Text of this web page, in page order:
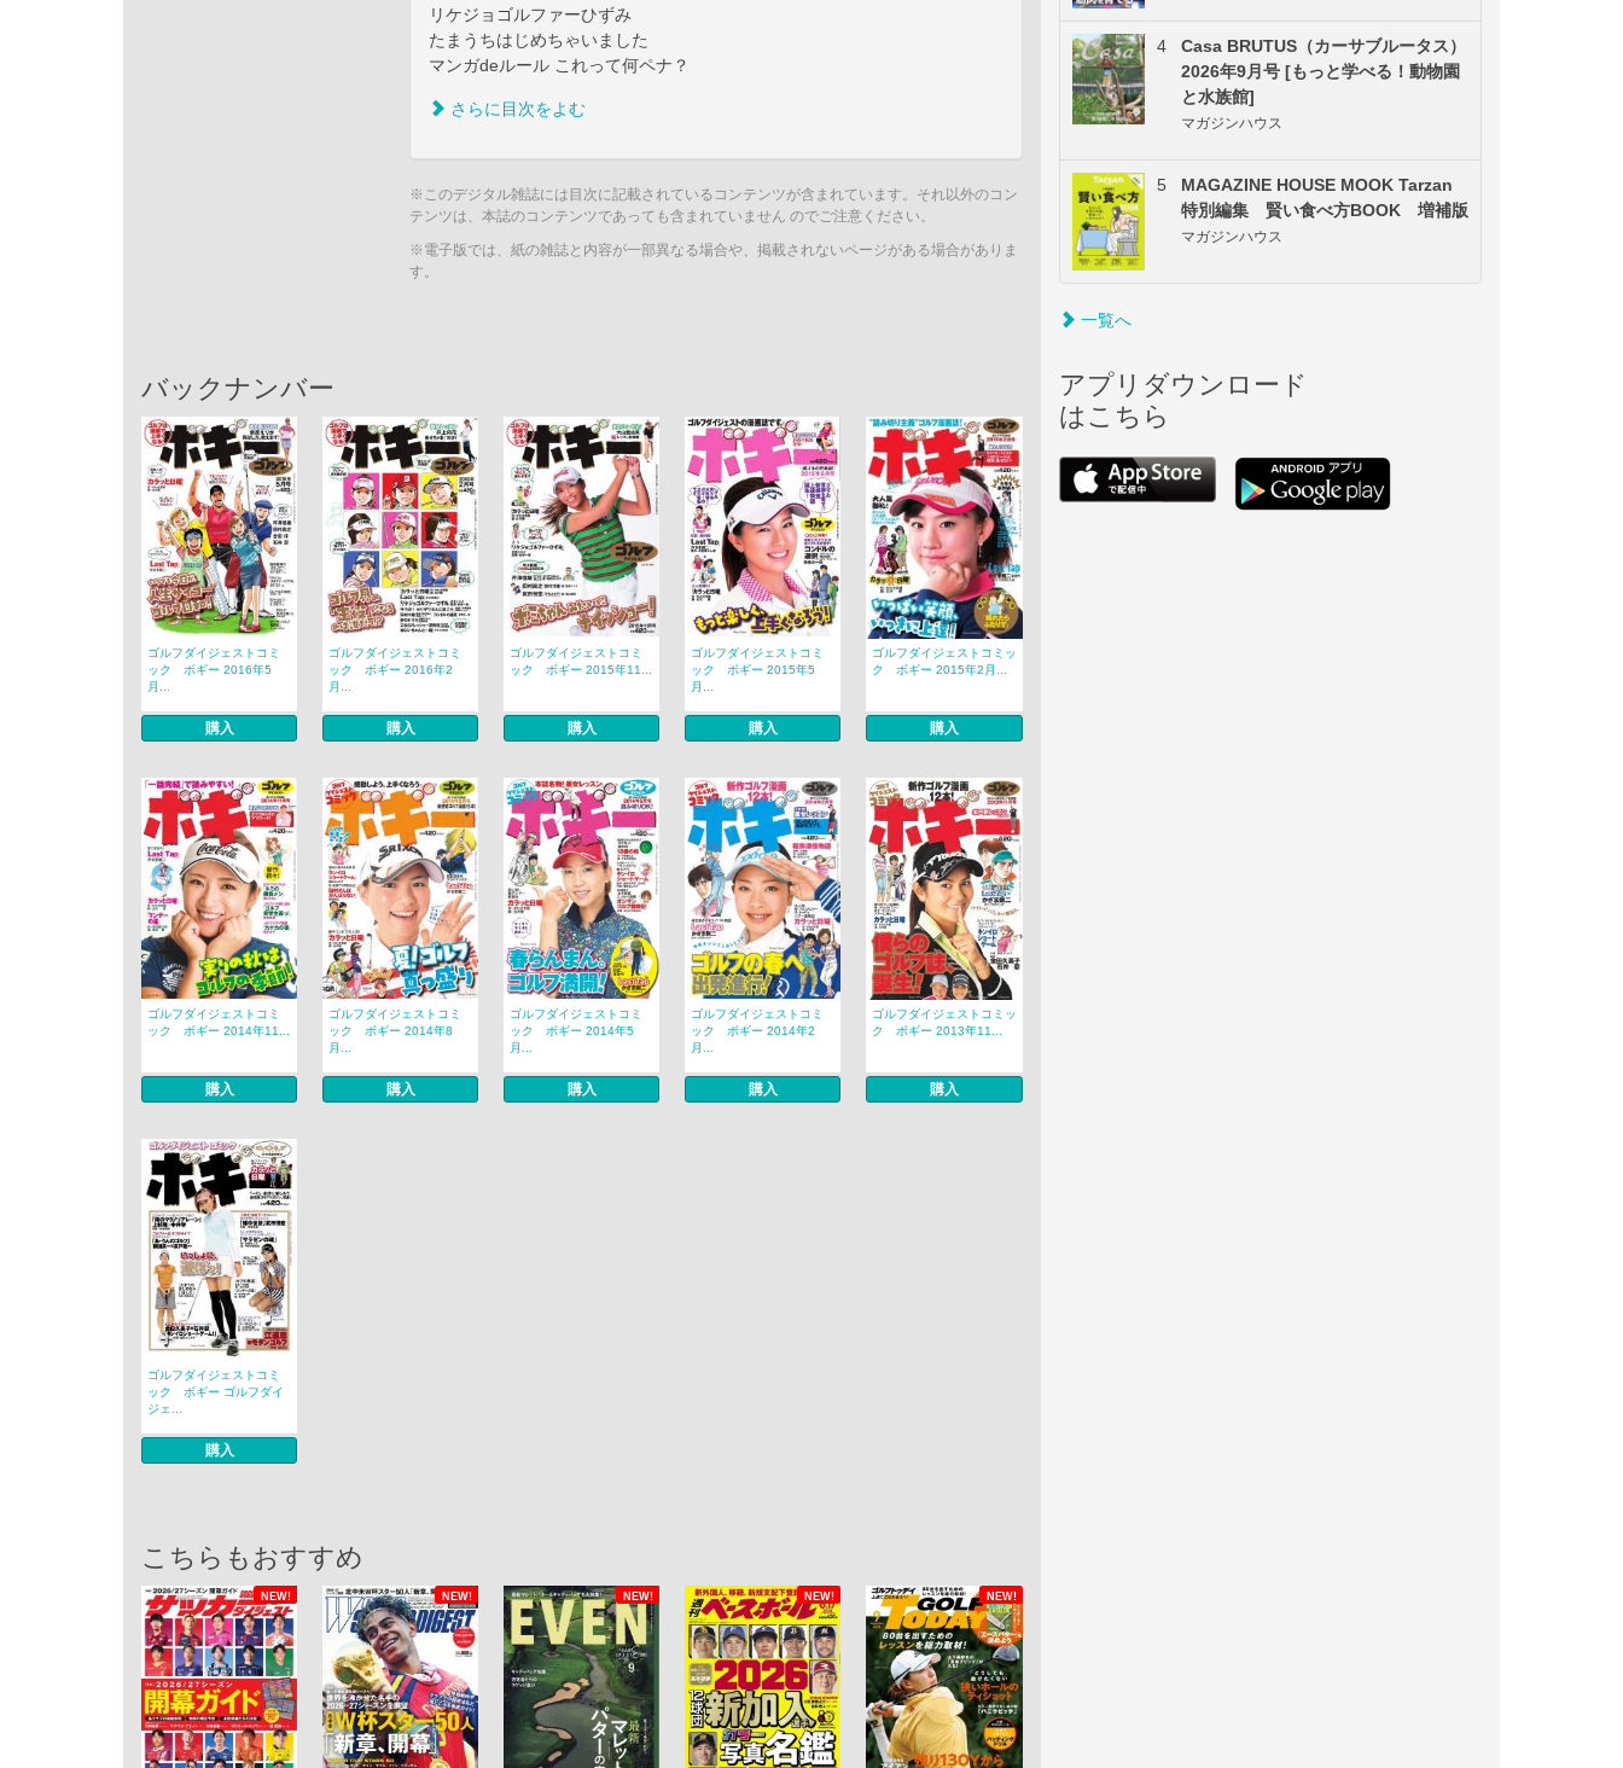
リケジョゴルファーひずみ
たまうちはじめちゃいました
マンガdeルール これって何ペナ？
さらに目次をよむ
※このデジタル雑誌には目次に記載されているコンテンツが含まれています。それ以外のコン
テンツは、本誌のコンテンツであっても含まれていません のでご注意ください。
※電子版では、紙の雑誌と内容が一部異なる場合や、掲載されないページがある場合がありま
す。
バックナンバー
ゴルフダイジェストコミ
ック ボギー 2016年5
月...
購入
ゴルフダイジェストコミ
ック ボギー 2016年2
月...
購入
ゴルフダイジェストコミ
ック ボギー 2015年11...
購入
ゴルフダイジェストコミ
ック ボギー 2015年5
月...
購入
ゴルフダイジェストコミッ
ク ボギー 2015年2月...
購入
ゴルフダイジェストコミ
ック ボギー 2014年11...
購入
ゴルフダイジェストコミ
ック ボギー 2014年8
月...
購入
ゴルフダイジェストコミ
ック ボギー 2014年5
月...
購入
ゴルフダイジェストコミ
ック ボギー 2014年2
月...
購入
ゴルフダイジェストコミッ
ク ボギー 2013年11...
購入
ゴルフダイジェストコミ
ック ボギー ゴルフダイ
ジェ...
購入
こちらもおすすめ
NEW! NEW! NEW! NEW! NEW!
4
Casa BRUTUS（カーサブルータス）
2026年9月号 [もっと学べる！動物園
と水族館]
マガジンハウス
5
MAGAZINE HOUSE MOOK Tarzan
特別編集 賢い食べ方BOOK 増補版
マガジンハウス
一覧へ
アプリダウンロード
はこちら